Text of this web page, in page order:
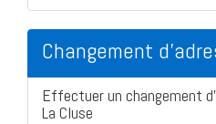
Changement
Effectuer un changement
La Cluse